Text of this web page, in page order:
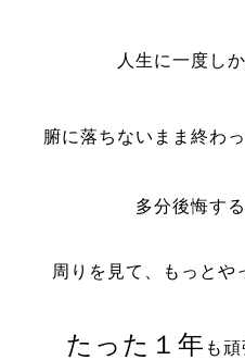
人生に一度し
腑に落ちないまま終わ
多分後悔す
周りを見て、もっとや
たった１年 も